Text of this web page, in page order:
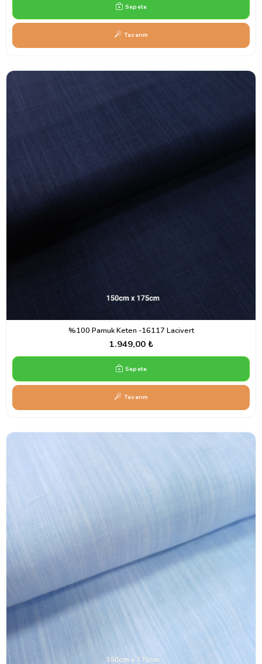
Sepete
Tasarım
%100 Pamuk Keten -16117 Lacivert
1.949,00 ₺
Sepete
Tasarım